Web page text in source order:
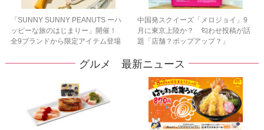
「SUNNY SUNNY PEANUTS ーハ
ッピーな旅のはじまりー」開催！
全9ブランドから限定アイテム登場
中国発スクイーズ「メロジョイ」9
月に東京上陸か？ 匂わせ投稿が話
題「店舗？ポップアップ？」
グルメ 最新ニュース